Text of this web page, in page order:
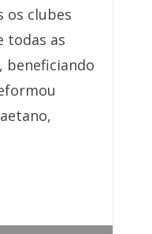
os clubes
todas as
beneficiando